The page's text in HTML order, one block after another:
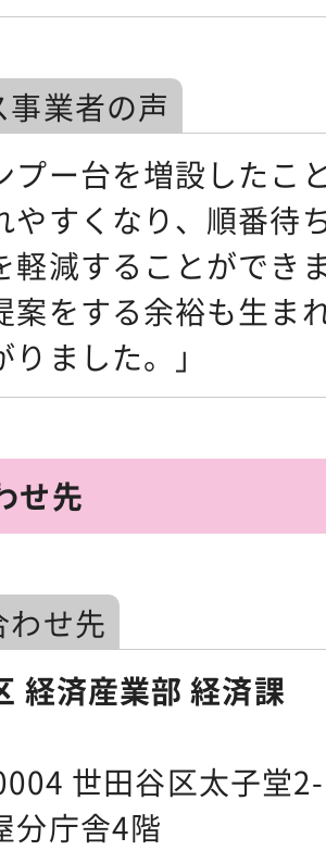
事業者の声
プー台を増設したこ
やすくなり、順番待
軽減することができ
案をする余裕も生ま
ました。」
せ先
わせ先
経済産業部 経済課
世田谷区太子堂
分庁舎4階